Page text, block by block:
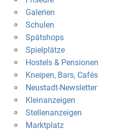
Galerien
Schulen
Spätshops
Spielplätze
Hostels & Pensionen
Kneipen, Bars, Cafés
Neustadt-Newsletter
Kleinanzeigen
Stellenanzeigen
Marktplatz